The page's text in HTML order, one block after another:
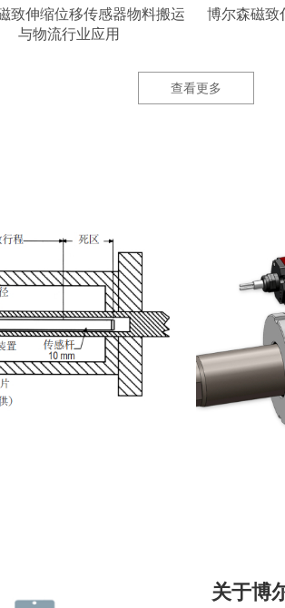
致伸缩位移传感器物料搬运
与物流行业应用
博尔森磁致
查看更多
液压
关于博